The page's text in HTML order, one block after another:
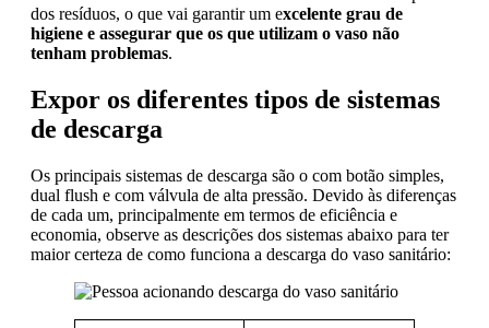
dos resíduos, o que vai garantir um excelente grau de
higiene e assegurar que os que utilizam o vaso não
tenham problemas.
Expor os diferentes tipos de sistemas
de descarga
Os principais sistemas de descarga são o com botão simples,
dual flush e com válvula de alta pressão. Devido às diferenças
de cada um, principalmente em termos de eficiência e
economia, observe as descrições dos sistemas abaixo para ter
maior certeza de como funciona a descarga do vaso sanitário: